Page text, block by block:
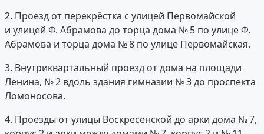
2. Проезд от перекрёстка с улицей Первомайской
и улицей Ф. Абрамова до торца дома № 5 по улице Ф.
Абрамова и торца дома № 8 по улице Первомайская.
3. Внутриквартальный проезд от дома на площади
Ленина, № 2 вдоль здания гимназии № 3 до проспекта
Ломоносова.
4. Проезды от улицы Воскресенской до арки дома № 7,